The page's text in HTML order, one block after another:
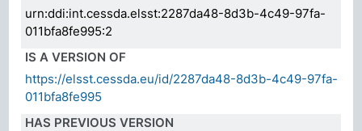
urn:ddi:int.cessda.elsst:2287da48-8d3b-4c49-97fa-
011bfa8fe995:2
IS A VERSION OF
https://elsst.cessda.eu/id/2287da48-8d3b-4c49-97fa-
011bfa8fe995
HAS PREVIOUS VERSION